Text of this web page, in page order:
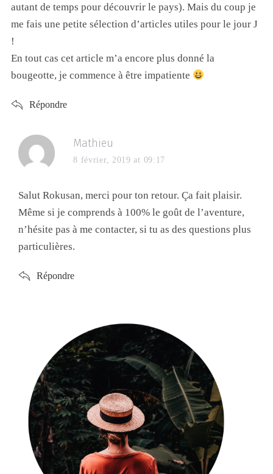
autant de temps pour découvrir le pays). Mais du coup je
me fais une petite sélection d’articles utiles pour le jour J
!
En tout cas cet article m’a encore plus donné la
bougeotte, je commence à être impatiente
Répondre
Mathieu
8 février, 2019 at 09:17
Salut Rokusan, merci pour ton retour. Ça fait plaisir.
Même si je comprends à 100% le goût de l’aventure,
n’hésite pas à me contacter, si tu as des questions plus
particulières.
Répondre